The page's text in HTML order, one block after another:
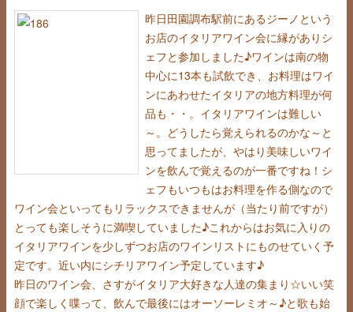
昨日田園調布駅前にあるジーノという
お店のイタリアワイン会に縁がありシ
ェフと参加しました♪ワインは南の物
中心に13本も試飲でき、お料理はワイ
ンにあわせたイタリアの地方料理が何
品も・・。イタリアワインは難しい
～。どうしたら覚えられるのかな～と
思ってましたが、やはり美味しいワイ
ンを飲んで覚えるのが一番ですね！シ
ェフもいつもはお料理を作る側なので
ワイン会といってもリラックスできませんが（当たり前ですが）
とっても楽しそうに満喫していました♪これからはお気に入りの
イタリアワインを少しずつお店のワインリストにものせていく予
定です。近い内にシチリアワイン予定しています♪
昨日のワイン会、さすがイタリア大好きな人達の集まり☆いい笑
顔で楽しく喋って、飲んで最後にはオーソーレミオ～♪と歌も始